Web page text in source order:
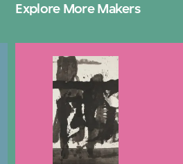
Explore More Makers